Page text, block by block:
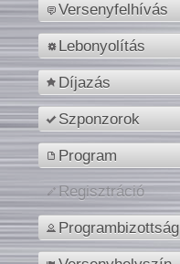
Versenyfelhívás
Lebonyolítás
Díjazás
Szponzorok
Program
Regisztráció
Programbizottság